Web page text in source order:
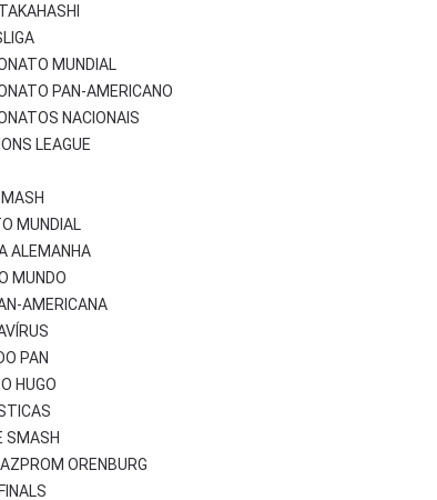
MUNDIAL
PAN-AMERICANO
NACIONAIS
LEAGUE
MUNDIAL
ALEMANHA
MUNDO
AMERICANA
PAN
HUGO
SMASH
ORENBURG